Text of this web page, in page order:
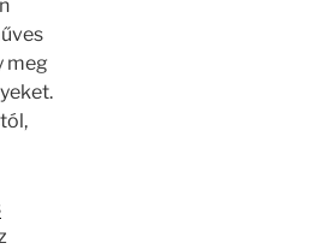
meg